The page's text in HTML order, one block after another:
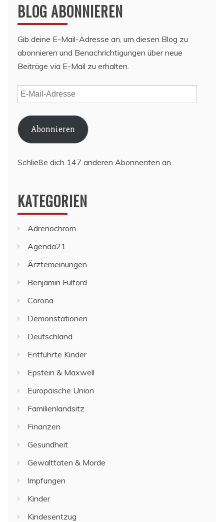
BLOG ABONNIEREN
Gib deine E-Mail-Adresse an, um diesen Blog zu
abonnieren und Benachrichtigungen über neue
Beiträge via E-Mail zu erhalten.
E-
Mail-
Adresse
Abonnieren
Schließe dich 147 anderen Abonnenten an
KATEGORIEN
Adrenochrom
Agenda21
Ärztemeinungen
Benjamin Fulford
Corona
Demonstationen
Deutschland
Entführte Kinder
Epstein & Maxwell
Europäische Union
Familienlandsitz
Finanzen
Gesundheit
Gewalttaten & Morde
Impfungen
Kinder
Kindesentzug